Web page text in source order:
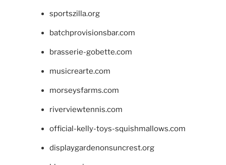
sportszilla.org
batchprovisionsbar.com
brasserie-gobette.com
musicrearte.com
morseysfarms.com
riverviewtennis.com
official-kelly-toys-squishmallows.com
displaygardenonsuncrest.org